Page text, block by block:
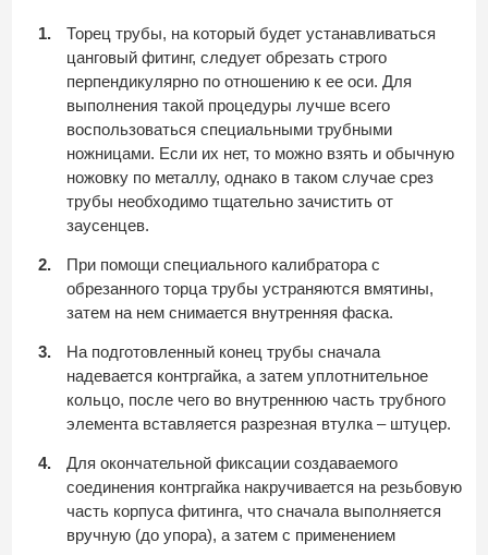
Торец трубы, на который будет устанавливаться
цанговый фитинг, следует обрезать строго
перпендикулярно по отношению к ее оси. Для
выполнения такой процедуры лучше всего
воспользоваться специальными трубными
ножницами. Если их нет, то можно взять и обычную
ножовку по металлу, однако в таком случае срез
трубы необходимо тщательно зачистить от
заусенцев.
При помощи специального калибратора с
обрезанного торца трубы устраняются вмятины,
затем на нем снимается внутренняя фаска.
На подготовленный конец трубы сначала
надевается контргайка, а затем уплотнительное
кольцо, после чего во внутреннюю часть трубного
элемента вставляется разрезная втулка – штуцер.
Для окончательной фиксации создаваемого
соединения контргайка накручивается на резьбовую
часть корпуса фитинга, что сначала выполняется
вручную (до упора), а затем с применением